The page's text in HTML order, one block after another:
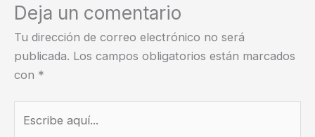
Deja un comentario
Tu dirección de correo electrónico no será
publicada. Los campos obligatorios están marcados
con *
aquí...